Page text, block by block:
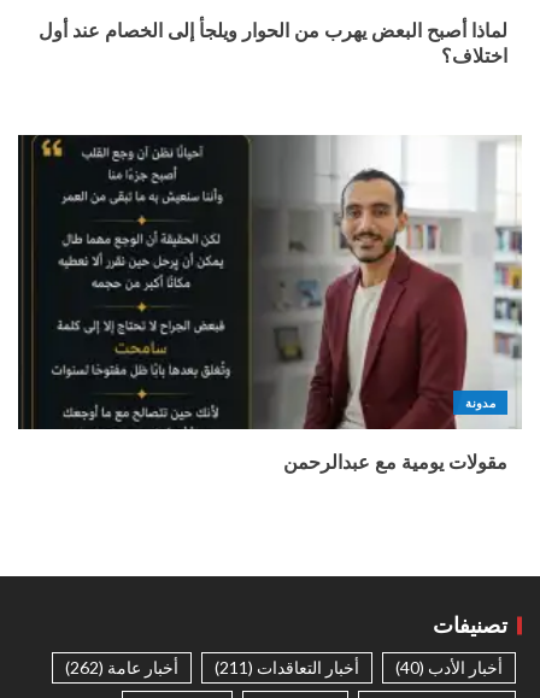
لماذا أصبح البعض يهرب من الحوار ويلجأ إلى الخصام عند أول
اختلاف؟
مدونة
مقولات يومية مع عبدالرحمن
تصنيفات
أخبار الأدب (40) أخبار التعاقدات (211) أخبار عامة (262)